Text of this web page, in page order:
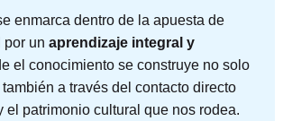
enmarca dentro de la apuesta de
por un aprendizaje integral y
el conocimiento se construye no solo
a través del contacto directo
el patrimonio cultural que nos rodea.